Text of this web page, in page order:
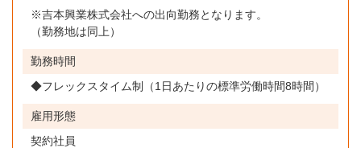
※吉本興業株式会社への出向勤務となります。
（勤務地は同上）
勤務時間
◆フレックスタイム制（1日あたりの標準労働時間8時間）
雇用形態
契約社員